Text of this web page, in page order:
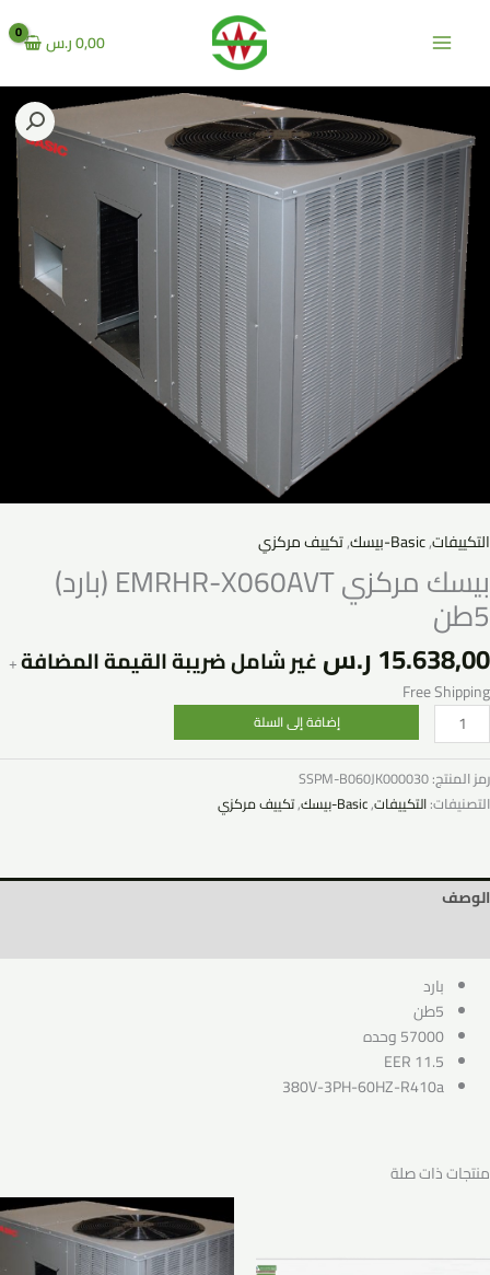
0,00ر.س
التكييفات,Basic-بيسك ,تكييف مركزي
بيسك مركزي EMRHR-X060AVT (بارد)
5طن
15.638,00ر.سغير شامل ضريبة القيمة المضافة+
Free Shipping
مركزي
EMRHR-
X060AVT
(بارد)
إضافة إلى السلة
رمز المنتج:SSPM-B060JK000030
التصنيفات:التكييفات,Basic-بيسك ,تكييف مركزي
الوصف
بارد
5طن
57000 وحده
11.5 EER
380V-3PH-60HZ-R410a
منتجات ذات صلة